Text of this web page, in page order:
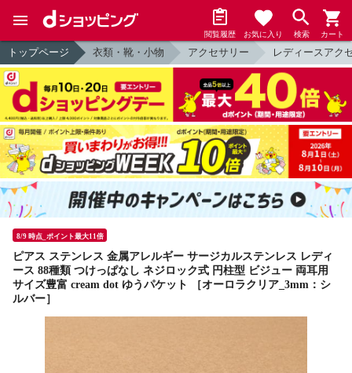
閲覧履歴 お気に入り 検索 カート
トップページ 衣類・靴・小物 アクセサリー レディースアク
8/9 時点_ポイント最大11倍
ピアス ステンレス 金属アレルギー サージカルステンレス レディ
ース 88種類 つけっぱなし ネジロック式 円柱型 ビジュー 両耳用
サイズ豊富 cream dot ゆうパケット ［オーロラクリア_3mm：シ
ルバー］